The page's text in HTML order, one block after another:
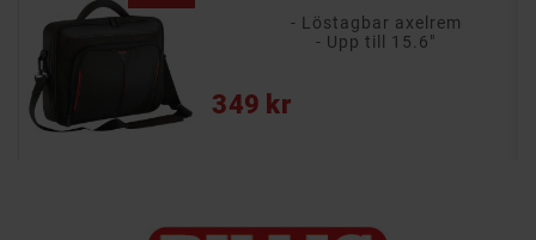
- Löstagbar axelrem
- Upp till 15.6"
349 kr
Pris